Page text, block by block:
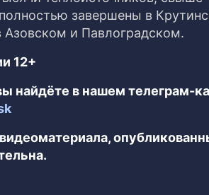
завершены в
и Павлоградском.
12+
найдёте в нашем телеграм-